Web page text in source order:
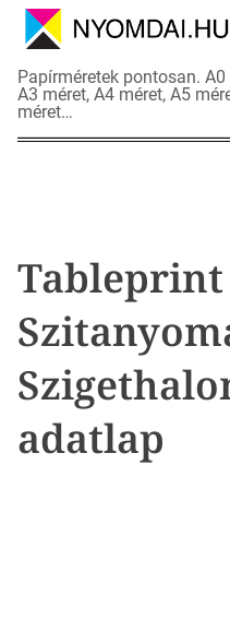
N
y
o
m
d
t
a
o
Papírméretek pontosan.
A3 méret, A4 méret, A5
méret…
Tableprint
adatlap